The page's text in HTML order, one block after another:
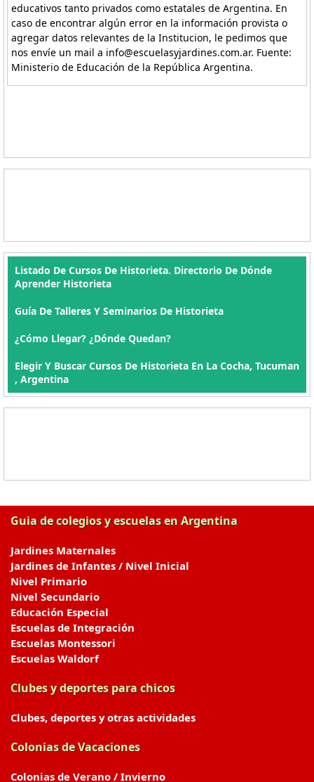
educativos tanto privados como estatales de Argentina. En
caso de encontrar algún error en la información provista o
agregar datos relevantes de la Institucion, le pedimos que
nos envíe un mail a info@escuelasyjardines.com.ar. Fuente:
Ministerio de Educación de la República Argentina.
Listado De Cursos De Historieta. Directorio De Dónde
Aprender Historieta
Guía De Talleres Y Seminarios De Historieta
¿Cómo Llegar? ¿Dónde Quedan?
Elegir Y Buscar Cursos De Historieta En La Cocha, Tucuman
, Argentina
Guia de colegios y escuelas en Argentina
Jardines Maternales
Jardines de Infantes / Nivel Inicial
Nivel Primario
Nivel Secundario
Educación Especial
Escuelas de Integración
Escuelas Montessori
Escuelas Waldorf
Clubes y deportes para chicos
Clubes, deportes y otras actividades
Colonias de Vacaciones
Colonias de Verano / Invierno